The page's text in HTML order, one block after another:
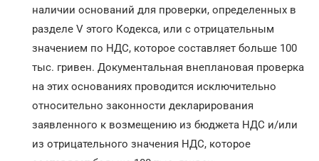
наличии оснований для проверки, определенных в
разделе V этого Кодекса, или с отрицательным
значением по НДС, которое составляет больше 100
тыс. гривен. Документальная внеплановая проверка
на этих основаниях проводится исключительно
относительно законности декларирования
заявленного к возмещению из бюджета НДС и/или
из отрицательного значения НДС, которое